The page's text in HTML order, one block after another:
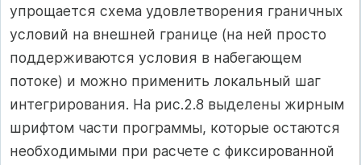
упрощается схема удовлетворения граничных
условий на внешней границе (на ней просто
поддерживаются условия в набегающем
потоке) и можно применить локальный шаг
интегрирования. На рис.2.8 выделены жирным
шрифтом части программы, которые остаются
необходимыми при расчете с фиксированной